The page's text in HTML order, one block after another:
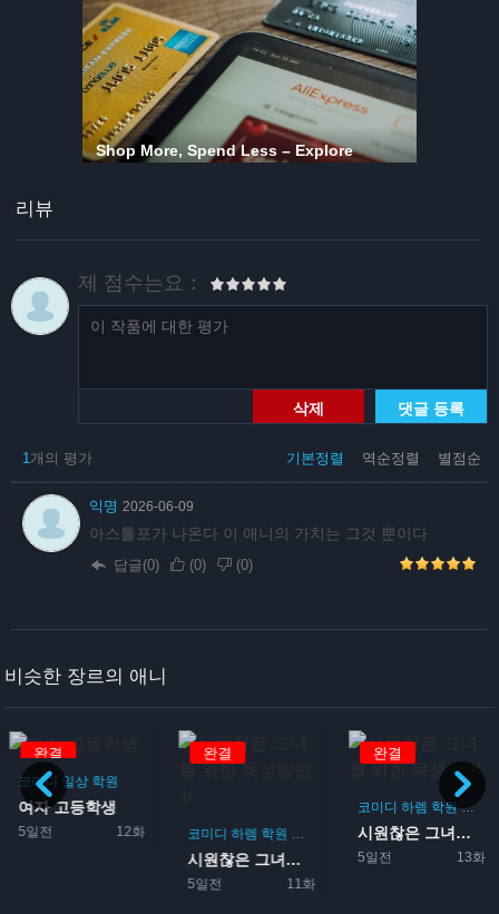
리뷰
제 점수는요：
삭제 댓글 등록
기본정렬 역순정렬 별점순
1개의 평가
익명 2026-06-09
아스톨포가 나온다 이 애니의 가치는 그것 뿐이다
답글(0) (0) (0)
비슷한 장르의 애니
완결
코미디 일상 학원
여자 고등학생
5일전 12화
완결
코미디 하렘 학원 로맨스 게임
시원찮은 그녀를 위한 육성방...
5일전 11화
완결
코미디 하렘 학원 로맨
시원찮은 그녀를 위한 육성방...
5일전 13화